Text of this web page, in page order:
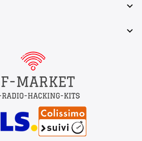

